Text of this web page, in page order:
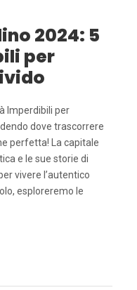
2024: 5
per
Imperdibili per
dove trascorrere
perfetta! La capitale
e le sue storie di
vivere l’autentico
esploreremo le